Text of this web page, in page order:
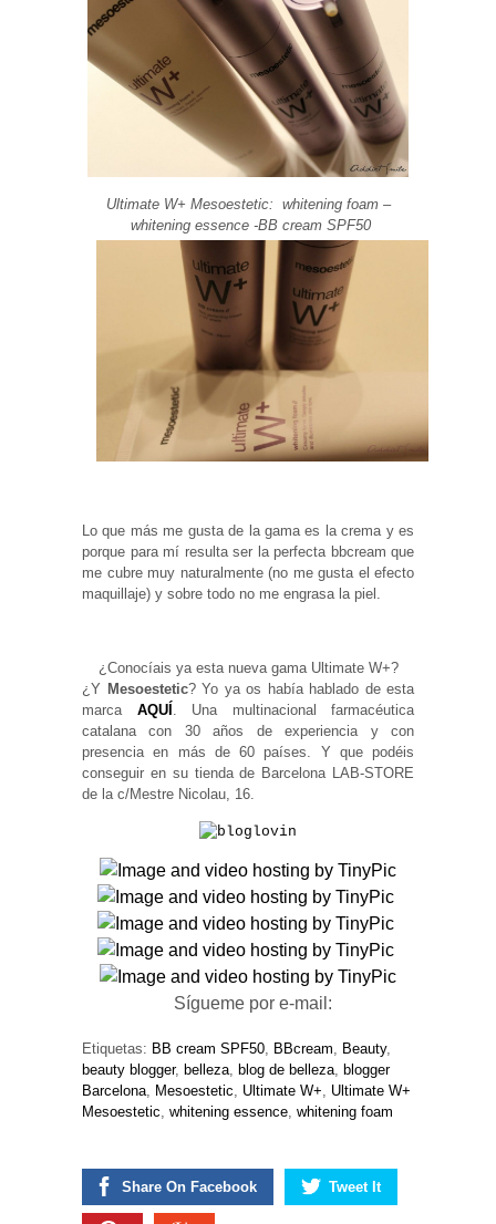
Ultimate W+ Mesoestetic: whitening foam –
whitening essence -BB cream SPF50
Lo que más me gusta de la gama es la crema y es
porque para mí resulta ser la perfecta bbcream que
me cubre muy naturalmente (no me gusta el efecto
maquillaje) y sobre todo no me engrasa la piel.
¿Conocíais ya esta nueva gama Ultimate W+?
¿Y Mesoestetic? Yo ya os había hablado de esta
marca AQUÍ
. Una multinacional farmacéutica
catalana con 30 años de experiencia y con
presencia en más de 60 países. Y que podéis
conseguir en su tienda de Barcelona LAB-STORE
de la c/Mestre Nicolau, 16.
Sígueme por e-mail:
Etiquetas: BB cream SPF50, BBcream, Beauty,
beauty blogger, belleza, blog de belleza, blogger
Barcelona, Mesoestetic, Ultimate W+, Ultimate W+
Mesoestetic, whitening essence, whitening foam
Share On Facebook Tweet It
Marketing
intereses y
comportamiento
personalizados.